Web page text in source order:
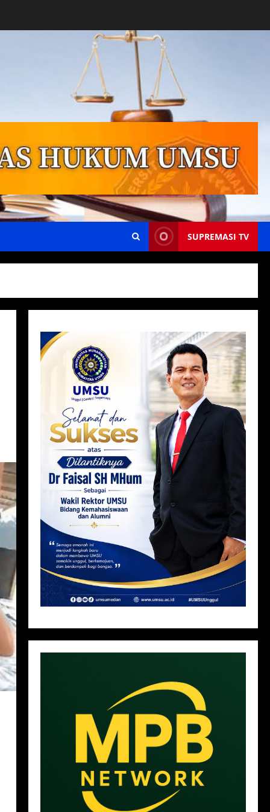
SUPREMASI TV